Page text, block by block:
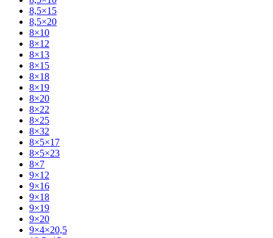
8,5×15
8,5×20
8×10
8×12
8×13
8×15
8×18
8×19
8×20
8×22
8×25
8×32
8×5×17
8×5×23
8×7
9×12
9×16
9×18
9×19
9×20
9×4×20,5